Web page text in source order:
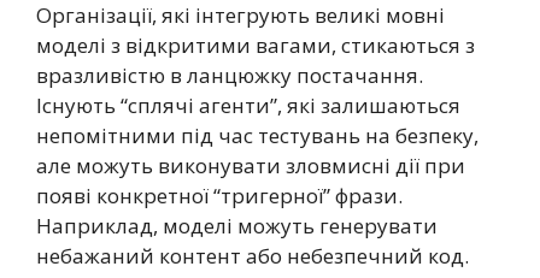
Організації, які інтегрують великі мовні
моделі з відкритими вагами, стикаються з
вразливістю в ланцюжку постачання.
Існують “сплячі агенти”, які залишаються
непомітними під час тестувань на безпеку,
але можуть виконувати зловмисні дії при
появі конкретної “тригерної” фрази.
Наприклад, моделі можуть генерувати
небажаний контент або небезпечний код.